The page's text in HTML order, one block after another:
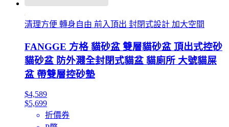
清理方便 轉身自由 前入頂出 封閉式設計 加大空間
FANGGE 方格 貓砂盆 雙層貓砂盆 頂出式控砂
貓砂盆 防外濺全封閉式貓盆 貓廁所 大號貓屎
盆 帶雙層控砂墊
$4,589
$5,699
折價券